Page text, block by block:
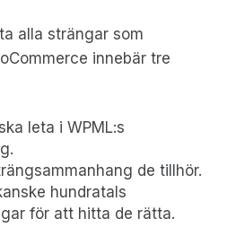
alla strängar som
innebär tre
leta i WPML:s
de tillhör.
hundratals
för att hitta de rätta.